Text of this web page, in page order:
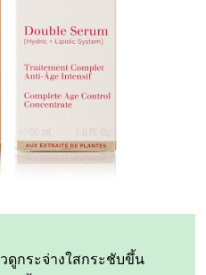
ดูกระจ่างใสกระชับขึ้น